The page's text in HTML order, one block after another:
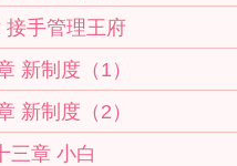
接手管理王府
新制度（1）
新制度（2）
三章 小白